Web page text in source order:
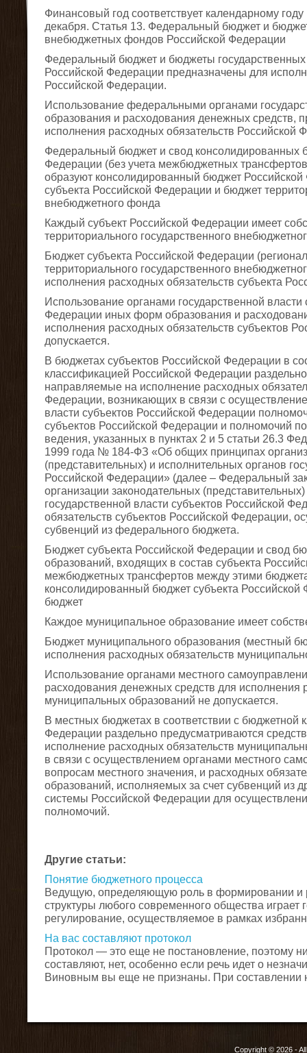
Финансовый год соответствует календарному
декабря. Статья 13. Федеральный бюджет и
внебюджетных фондов Российской Федерации
Федеральный бюджет и бюджеты
Российской Федерации предназначены для
Российской Федерации.
Использование федеральными органами
образования и расходования денежных средств,
исполнения расходных обязательств Российской
Федеральный бюджет и свод консолидированных
Федерации (без учета межбюджетных
образуют консолидированный бюджет
субъекта Российской Федерации и бюджет
внебюджетного фонда
Каждый субъект Российской Федерации имеет
территориального государственного
Бюджет субъекта Российской Федерации
территориального государственного
исполнения расходных обязательств субъекта
Использование органами государственной власти
Федерации иных форм образования и
исполнения расходных обязательств субъектов
допускается.
В бюджетах субъектов Российской Федерации в
классификацией Российской Федерации
направляемые на исполнение расходных
Федерации, возникающих в связи с
власти субъектов Российской Федерации
субъектов Российской Федерации и полномочий
ведения, указанных в пунктах 2 и 5 статьи 26.3
1999 года № 184-ФЗ «Об общих принципах
(представительных) и исполнительных органов
Российской Федерации» (далее – Федеральный
организации законодательных
государственной власти субъектов Российской
обязательств субъектов Российской Федерации,
субвенций из федерального бюджета.
Бюджет субъекта Российской Федерации и свод
образований, входящих в состав субъекта
межбюджетных трансфертов между этими
консолидированный бюджет субъекта
бюджет
Каждое муниципальное образование имеет
Бюджет муниципального образования (местный
исполнения расходных обязательств
Использование органами местного
расходования денежных средств для исполнения
муниципальных образований не допускается.
В местных бюджетах в соответствии с бюджетной
Федерации раздельно предусматриваются
исполнение расходных обязательств
в связи с осуществлением органами местного
вопросам местного значения, и расходных
образований, исполняемых за счет субвенций из
системы Российской Федерации для
полномочий.
Другие статьи:
Понятие бюджетного процесса
Ведущую, определяющую роль в формировании и
структуры любого современного общества играет
регулирование, осуществляемое в рамках
На вас составляют протокол
Протокол — это еще не постановление, поэтому
составляют, нет, особенно если речь идет о
Виновным вы еще не признаны. При составлении
Copyright © 2026 -